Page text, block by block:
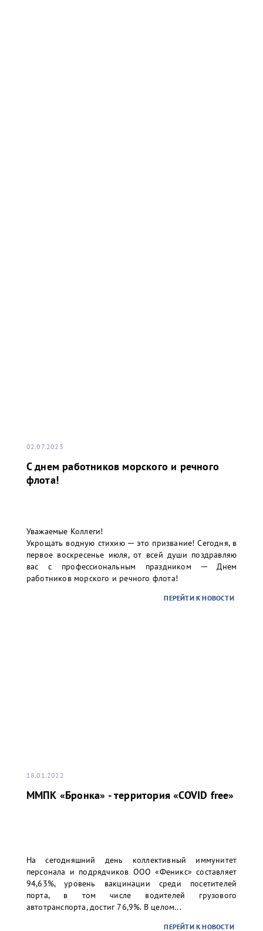
02.07.2023
С днем работников морского и речного
флота!
Уважаемые Коллеги!
Укрощать водную стихию ─ это призвание! Сегодня, в
первое воскресенье июля, от всей души поздравляю
вас с профессиональным праздником ─ Днем
работников морского и речного флота!
ПЕРЕЙТИ К НОВОСТИ
18.01.2022
ММПК «Бронка» - территория «COVID free»
На сегодняшний день коллективный иммунитет
персонала и подрядчиков ООО «Феникс» составляет
94,63%, уровень вакцинации среди посетителей
порта, в том числе водителей грузового
автотранспорта, достиг 76,9%. В целом...
ПЕРЕЙТИ К НОВОСТИ